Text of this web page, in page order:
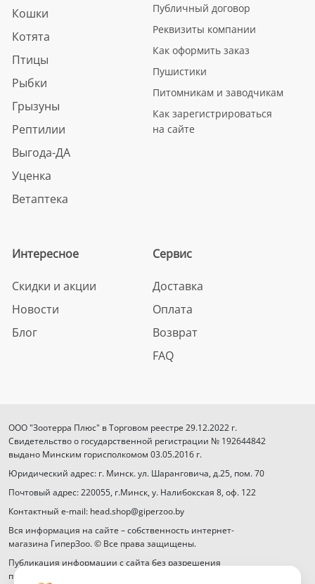
Кошки
Котята
Птицы
Рыбки
Грызуны
Рептилии
Выгода-ДА
Уценка
Ветаптека
Публичный договор
Реквизиты компании
Как оформить заказ
Пушистики
Питомникам и заводчикам
Как зарегистрироваться
на сайте
Интересное
Скидки и акции
Новости
Блог
Сервис
Доставка
Оплата
Возврат
FAQ
ООО "Зоотерра Плюс" в Торговом реестре 29.12.2022 г.
Свидетельство о государственной регистрации № 192644842
выдано Минским горисполкомом 03.05.2016 г.
Юридический адрес: г. Минск. ул. Шаранговича, д.25, пом. 70
Почтовый адрес: 220055, г.Минск, у. Налибокская 8, оф. 122
Контактный e-mail: head.shop@giperzoo.by
Вся информация на сайте – собственность интернет-
магазина ГиперЗоо. © Все права защищены.
Публикация информации с сайта без разрешения
правообладателя запрещена.